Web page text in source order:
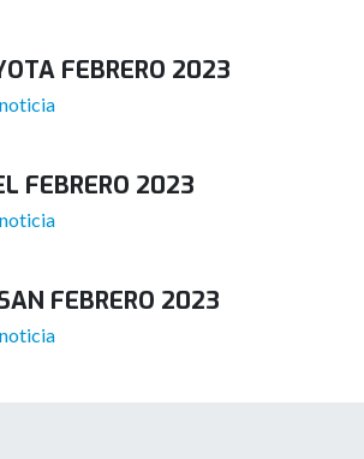
FEBRERO 2023
FEBRERO 2023
FEBRERO 2023